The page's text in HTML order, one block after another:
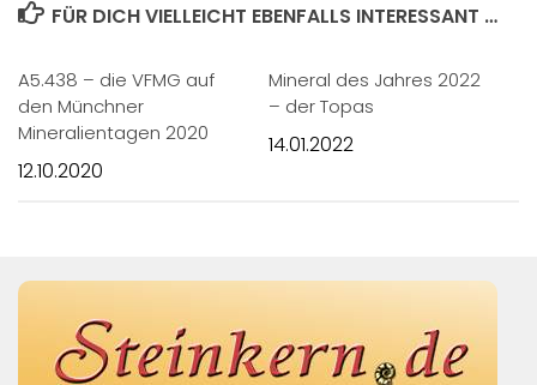
FÜR DICH VIELLEICHT EBENFALLS INTERESSANT …
A5.438 – die VFMG auf
den Münchner
Mineralientagen 2020
12.10.2020
Mineral des Jahres 2022
– der Topas
14.01.2022